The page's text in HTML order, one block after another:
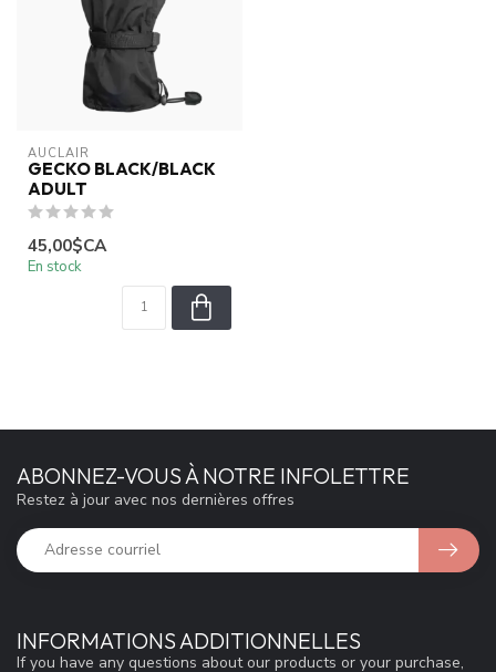
AUCLAIR
GECKO BLACK/BLACK
ADULT
45,00$CA
En stock
INFORMATIONS ADDITIONNELLES
If you have any questions about our products or your purchase,
ABONNEZ-VOUS À NOTRE INFOLETTRE
Restez à jour avec nos dernières offres